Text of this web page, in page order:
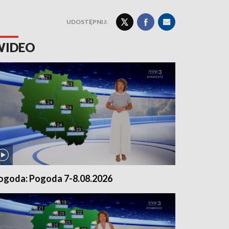
UDOSTĘPNIJ:
Pogoda 7-8.08.2026